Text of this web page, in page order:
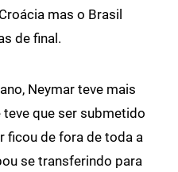
mas o Brasil
de final.
Neymar teve mais
que ser submetido
ficou de fora de toda a
se transferindo para